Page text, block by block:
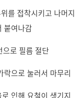
를 접착시키고 나머지
붙여나감
으로 필름 절단
으로 눌러서 마무리
인해 요철이 생기지